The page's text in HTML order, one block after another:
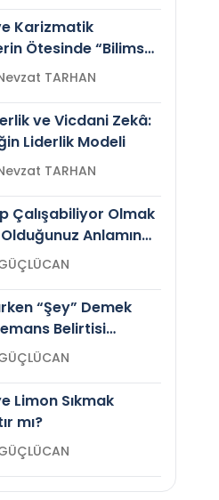
Karizmatik
Ötesinde “Bilimsel
Prof.Dr. Nevzat TARHAN
ve Vicdani Zekâ:
Liderlik Modeli
Prof.Dr. Nevzat TARHAN
Çalışabiliyor Olmak
Olduğunuz Anlamına
GÜÇLÜCAN
“Şey” Demek
Belirtisi
GÜÇLÜCAN
Limon Sıkmak
mı?
GÜÇLÜCAN